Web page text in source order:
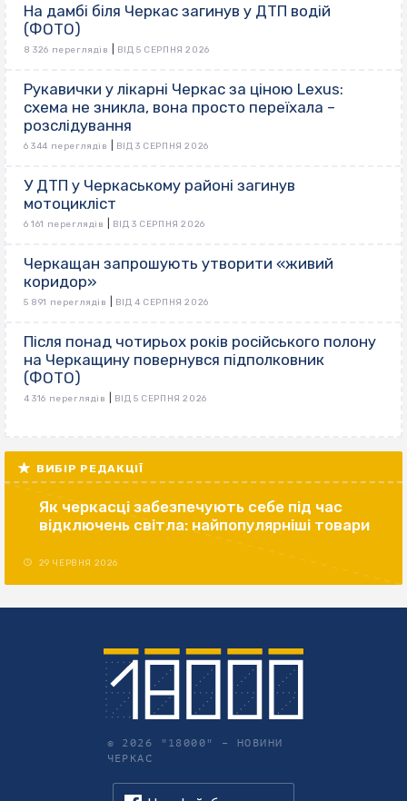
На дамбі біля Черкас загинув у ДТП водій
(ФОТО)
8 326 переглядів ВІД 5 СЕРПНЯ 2026
Рукавички у лікарні Черкас за ціною Lexus:
схема не зникла, вона просто переїхала –
розслідування
6 344 переглядів ВІД 3 СЕРПНЯ 2026
У ДТП у Черкаському районі загинув
мотоцикліст
6 161 переглядів ВІД 3 СЕРПНЯ 2026
Черкащан запрошують утворити «живий
коридор»
5 891 переглядів ВІД 4 СЕРПНЯ 2026
Після понад чотирьох років російського полону
на Черкащину повернувся підполковник
(ФОТО)
4 316 переглядів ВІД 5 СЕРПНЯ 2026
ВИБІР РЕДАКЦІЇ
Як черкасці забезпечують себе під час
відключень світла: найпопулярніші товари
29 ЧЕРВНЯ 2026
© 2026 "18000" – НОВИНИ
ЧЕРКАС